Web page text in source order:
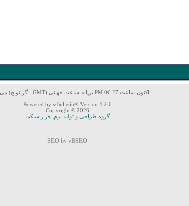
اکنون ساعت 06:27 PM برپایه ساعت جهانی (GMT - گرینویچ) می باشد.
Powered by vBulletin® Version 4.2.0
Copyright © 2026
گروه طراحی و تولید نرم افزار سیکما
SEO by vBSEO